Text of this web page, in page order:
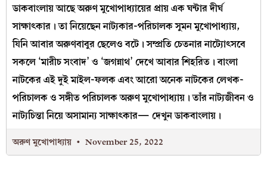
ডাকবাংলায় আছে অরুণ মুখোপাধ্যায়ের প্রায় এক ঘন্টার দীর্ঘ
সাক্ষাৎকার। তা নিয়েছেন নাট্যকার-পরিচালক সুমন মুখোপাধ্যায়,
যিনি আবার অরুণবাবুর ছেলেও বটে। সম্প্রতি চেতনার নাট্যোৎসবে
সকলে ‘মারীচ সংবাদ’ ও ‘জগন্নাথ’ দেখে আবার শিহরিত। বাংলা
নাটকের এই দুই মাইল-ফলক এবং আরো অনেক নাটকের লেখক-
পরিচালক ও সঙ্গীত পরিচালক অরুণ মুখোপাধ্যায়। তাঁর নাট্যজীবন ও
নাট্যচিন্তা নিয়ে অসামান্য সাক্ষাৎকার— দেখুন ডাকবাংলায়।
অরুণ মুখোপাধ্যায় November 25, 2022